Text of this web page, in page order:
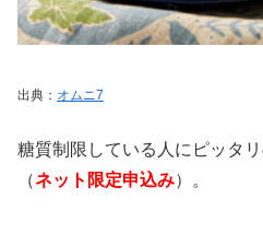
出典： オムニ7
糖質制限している人にピッタ
（ネット限定申込み）。